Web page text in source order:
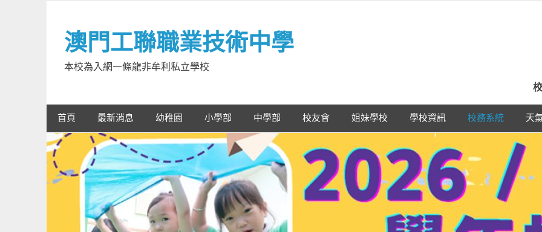
content澳門工聯職業技術中學
本校為入網一條龍非牟利私立學校
首頁 最新消息 幼稚園 小學部 中學部 校友會 姐妹學校 學校資訊 校務系統 天